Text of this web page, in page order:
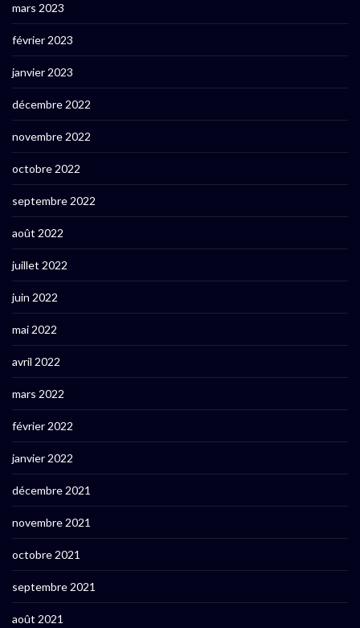
mars 2023
février 2023
janvier 2023
décembre 2022
novembre 2022
octobre 2022
septembre 2022
août 2022
juillet 2022
juin 2022
mai 2022
avril 2022
mars 2022
février 2022
janvier 2022
décembre 2021
novembre 2021
octobre 2021
septembre 2021
août 2021